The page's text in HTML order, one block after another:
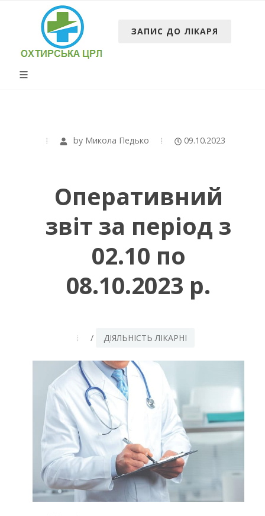
ЗАПИС ДО ЛІКАРЯ
by Микола Педько 09.10.2023
Оперативний
звіт за період з
02.10 по
08.10.2023 р.
/ ДІЯЛЬНІСТЬ ЛІКАРНІ